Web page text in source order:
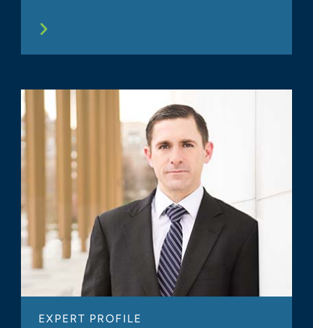
EXPERT PROFILE